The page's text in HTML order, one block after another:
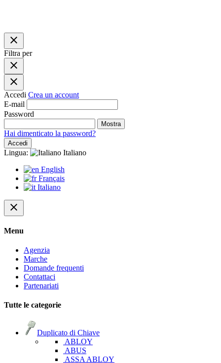
close
Filtra per
close
close
Accedi Crea un account
E-mail
Password
Mostra
Hai dimenticato la password?
Accedi
Lingua:
Italiano
English
Français
Italiano
close
Menu
Agenzia
Marche
Domande frequenti
Contattaci
Partenariati
Tutte le categorie
Duplicato di Chiave
ABLOY
ABUS
ASSA ABLOY